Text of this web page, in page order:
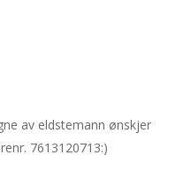
av eldstemann ønskjer
7613120713:)